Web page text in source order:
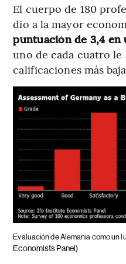
El cuerpo de 180
dio a la mayor
puntuación de 3,4 en
uno de cada cuatro le
calificaciones más
Evaluación de Alemania como un
Economists Panel)